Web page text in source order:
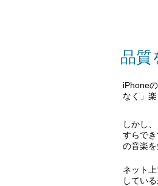
品質
iPhone
なく」
しかし
すらで
の音楽
ネット
してい